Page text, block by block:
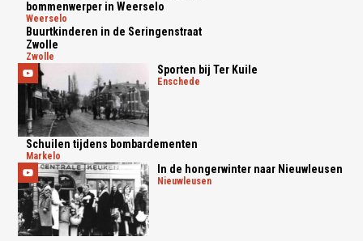
bommenwerper in Weerselo
weerselo
Buurtkinderen in de Seringenstraat
Zwolle
zwolle
Sporten bij Ter Kuile
enschede
Schuilen tijdens bombardementen
markelo
In de hongerwinter naar Nieuwleusen
nieuwleusen